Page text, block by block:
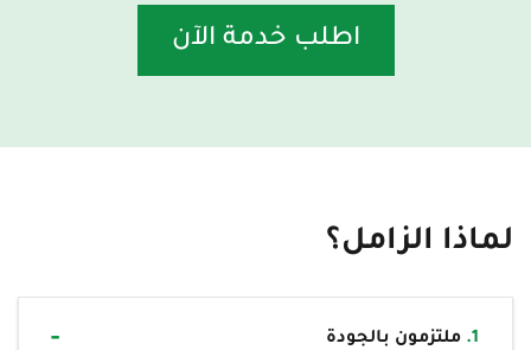
اطلب خدمة الآن
لماذا الزامل؟
1. ملتزمون بالجودة